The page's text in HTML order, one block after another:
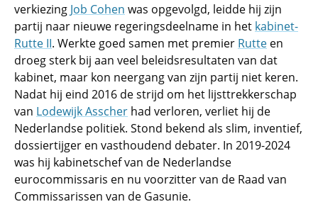
verkiezing Job Cohen was opgevolgd, leidde hij zijn
partij naar nieuwe regeringsdeelname in het kabinet-
Rutte II. Werkte goed samen met premier Rutte en
droeg sterk bij aan veel beleidsresultaten van dat
kabinet, maar kon neergang van zijn partij niet keren.
Nadat hij eind 2016 de strijd om het lijsttrekkerschap
van Lodewijk Asscher had verloren, verliet hij de
Nederlandse politiek. Stond bekend als slim, inventief,
dossiertijger en vasthoudend debater. In 2019-2024
was hij kabinetschef van de Nederlandse
eurocommissaris en nu voorzitter van de Raad van
Commissarissen van de Gasunie.